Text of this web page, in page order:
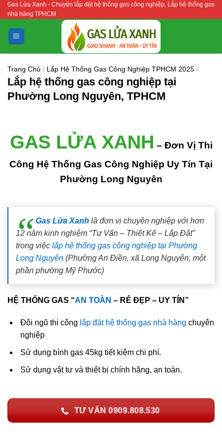
Bỏ
qua
nội
dung
Gas Lửa Xanh - Chuyên lắp đặt hệ thống gas công nghiệp, Lắp hệ thống gas
nhà hàng TPHCM
Trang Chủ / Lắp Hệ Thống Gas Công Nghiệp TPHCM 2025 /
Lắp hệ thống gas công nghiệp tại
Phường Long Nguyên, TPHCM
GAS LỬA XANH – Đơn Vị Thi
Công Hệ Thống Gas Công Nghiệp Uy Tín Tại
Phường Long Nguyên
Gas Lửa Xanh là đơn vị chuyên nghiệp với hơn
12 năm kinh nghiệm “Tư Vấn – Thiết Kế – Lắp Đặt”
trong việc lắp hệ thống gas công nghiệp tại Phường
Long Nguyên (Phường An Điền, xã Long Nguyên, một
phần phường Mỹ Phước)
HỆ THỐNG GAS “AN TOÀN – RẺ ĐẸP – UY TÍN”
Đội ngũ thi công lắp đặt hệ thống gas nhà hàng chuyên
nghiệp
Sử dụng bình gas 45kg tiết kiệm chi phí.
Sử dụng vật tư và thiết bị chính hãng, an toàn.
TƯ VẤN 0909.808.530